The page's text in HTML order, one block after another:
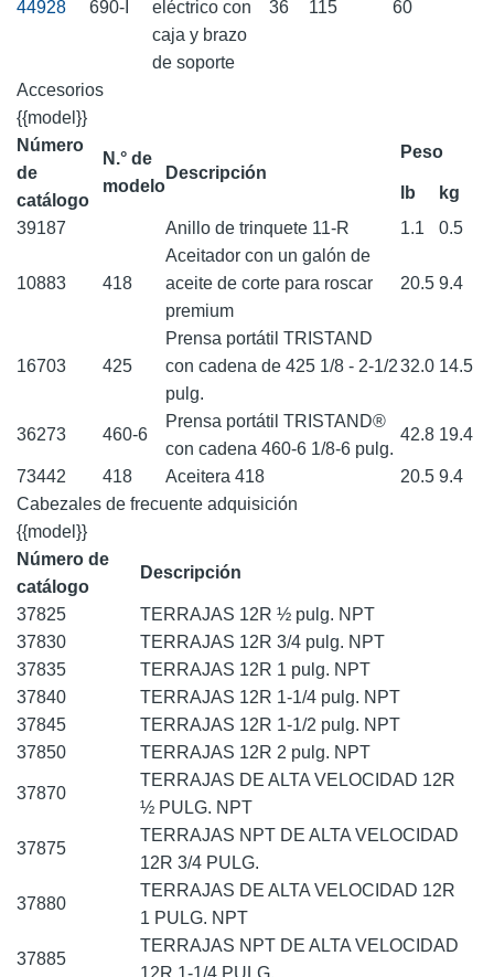
44928 690-I
eléctrico con
caja y brazo
de soporte
36 115 60
Accesorios
{{model}}
Número
de
catálogo
N.° de
modelo
Descripción
Peso
lb
kg
39187
Anillo de trinquete 11-R 1.1 0.5
10883 418
Aceitador con un galón de
aceite de corte para roscar
premium
20.5 9.4
16703 425
Prensa portátil TRISTAND
con cadena de 425 1/8 - 2-1/2
pulg.
32.0 14.5
36273 460-6
Prensa portátil TRISTAND®
con cadena 460-6 1/8-6 pulg.
42.8 19.4
73442 418 Aceitera 418 20.5 9.4
Cabezales de frecuente adquisición
{{model}}
Número de
catálogo
Descripción
37825
TERRAJAS 12R ½ pulg. NPT
37830
TERRAJAS 12R 3/4 pulg. NPT
37835
TERRAJAS 12R 1 pulg. NPT
37840
TERRAJAS 12R 1-1/4 pulg. NPT
37845
TERRAJAS 12R 1-1/2 pulg. NPT
37850
TERRAJAS 12R 2 pulg. NPT
37870
TERRAJAS DE ALTA VELOCIDAD 12R
½ PULG. NPT
37875
TERRAJAS NPT DE ALTA VELOCIDAD
12R 3/4 PULG.
37880
TERRAJAS DE ALTA VELOCIDAD 12R
1 PULG. NPT
37885
TERRAJAS NPT DE ALTA VELOCIDAD
12R 1-1/4 PULG.